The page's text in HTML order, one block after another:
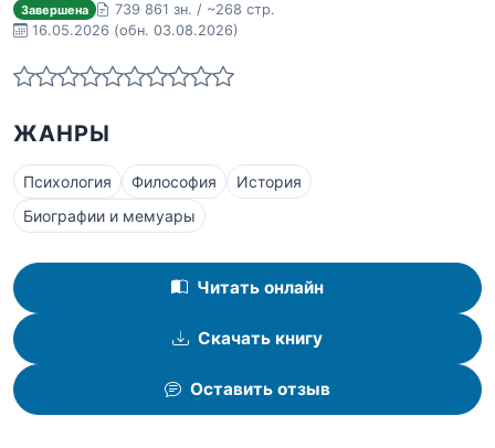
Завершена
739 861 зн. / ~268 стр.
16.05.2026 (обн. 03.08.2026)
ЖАНРЫ
Психология Философия
История
Биографии и мемуары
Читать онлайн
Скачать книгу
Оставить отзыв